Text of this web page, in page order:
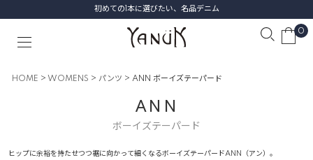
初めての1本に選びたい、名品デニム
0
HOME WOMENS パンツ ANN ボーイズテーパード
ANN
ボーイズテーパード
ヒップに余裕を持たせつつ裾に向かって細くなるボーイズテーパードANN（アン）。